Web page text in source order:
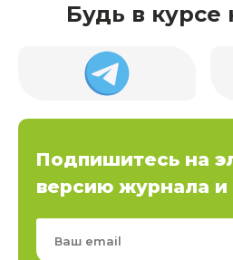
Будь в курсе
Подпишитесь на
версию журнала и